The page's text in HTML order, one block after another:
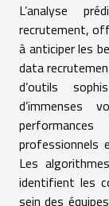
L’analyse
recrutement,
à anticiper les
data
d’outils
d’immenses
professionnels
Les
identifient les
sein des